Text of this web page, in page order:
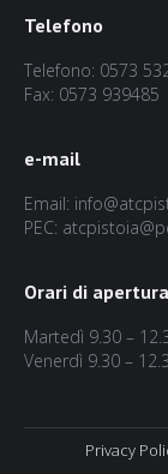
Telefono
Telefono: 0573
Fax: 0573 939485
e-mail
Email:
PEC:
Orari di
Martedì 9.30 –
Venerdì 9.30 –
Privacy